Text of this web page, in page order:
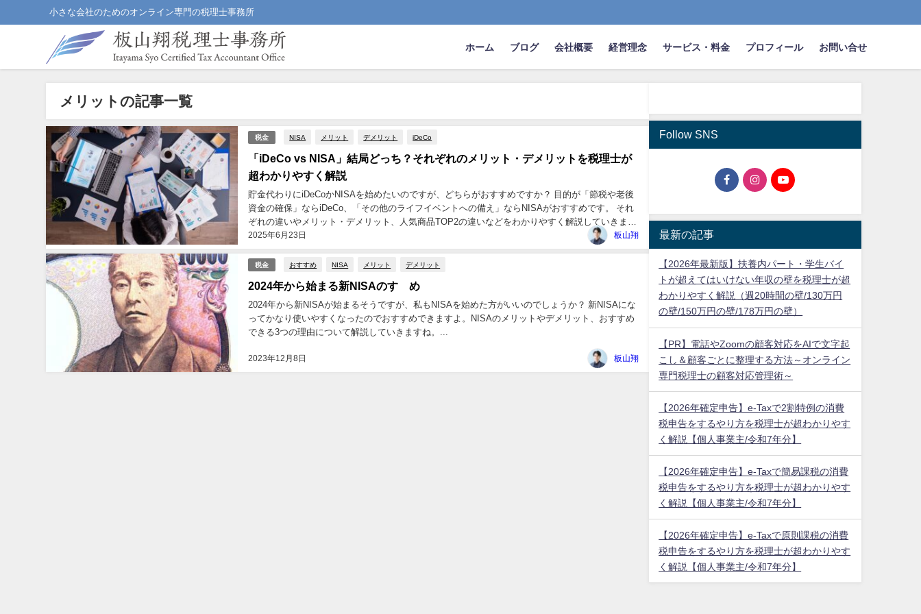
小さな会社のためのオンライン専門の税理士事務所
ホーム ブログ 会社概要 経営理念 サービス・料金 プロフィール お問い合せ
メリットの記事一覧
税金 NISA メリット デメリット iDeCo
「iDeCo vs NISA」結局どっち？それぞれのメリット・デメリットを税理士が
超わかりやすく解説
2025年6月23日
貯金代わりにiDeCoかNISAを始めたいのですが、どちらがおすすめですか？ 目的が「節税や老後
資金の確保」ならiDeCo、「その他のライフイベントへの備え」ならNISAがおすすめです。 それ
ぞれの違いやメリット・デメリット、人気商品TOP2の違いなどをわかりやすく解説していきます
ね。...
板山翔
税金 おすすめ NISA メリット デメリット
2024年から始まる新NISAのすゝめ
2023年12月8日
2024年から新NISAが始まるそうですが、私もNISAを始めた方がいいのでしょうか？ 新NISAにな
ってかなり使いやすくなったのでおすすめできますよ。NISAのメリットやデメリット、おすすめ
できる3つの理由について解説していきますね。...
板山翔
Follow SNS
最新の記事
【2026年最新版】扶養内パート・学生バイ
トが超えてはいけない年収の壁を税理士が超
わかりやすく解説（週20時間の壁/130万円
の壁/150万円の壁/178万円の壁）
【PR】電話やZoomの顧客対応をAIで文字起
こし＆顧客ごとに整理する方法～オンライン
専門税理士の顧客対応管理術～
【2026年確定申告】e-Taxで2割特例の消費
税申告をするやり方を税理士が超わかりやす
く解説【個人事業主/令和7年分】
【2026年確定申告】e-Taxで簡易課税の消費
税申告をするやり方を税理士が超わかりやす
く解説【個人事業主/令和7年分】
【2026年確定申告】e-Taxで原則課税の消費
税申告をするやり方を税理士が超わかりやす
く解説【個人事業主/令和7年分】